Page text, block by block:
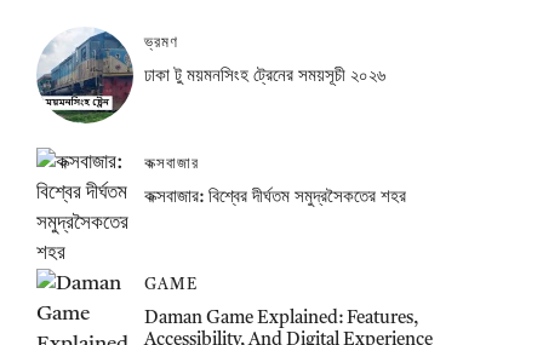
ভ্রমণ
ঢাকা টু ময়মনসিংহ ট্রেনের সময়সূচী ২০২৬
কক্সবাজার
কক্সবাজার: বিশ্বের দীর্ঘতম সমুদ্রসৈকতের শহর
GAME
Daman Game Explained: Features,
Accessibility, And Digital Experience